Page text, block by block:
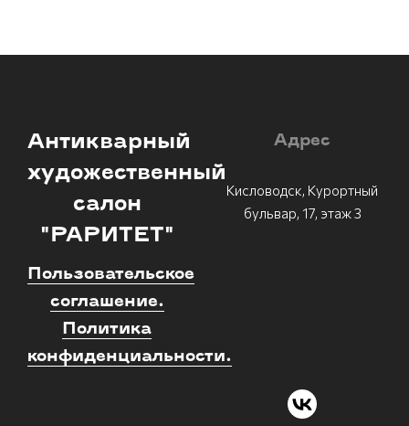
Антикварный
художественный
салон
"РАРИТЕТ"
Пользовательское
соглашение.
Политика
конфиденциальности.
Адрес
Кисловодск, Курортный
бульвар, 17, этаж 3